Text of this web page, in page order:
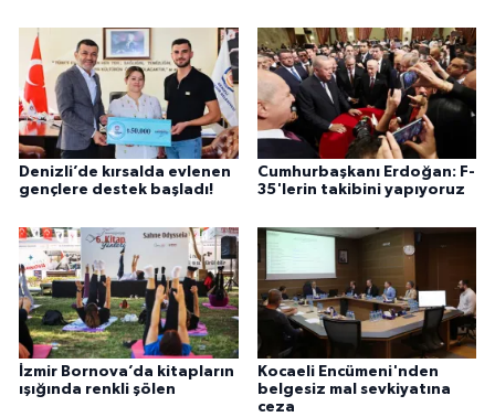
Denizli’de kırsalda evlenen
gençlere destek başladı!
Cumhurbaşkanı Erdoğan: F-
35'lerin takibini yapıyoruz
İzmir Bornova’da kitapların
ışığında renkli şölen
Kocaeli Encümeni'nden
belgesiz mal sevkiyatına
ceza